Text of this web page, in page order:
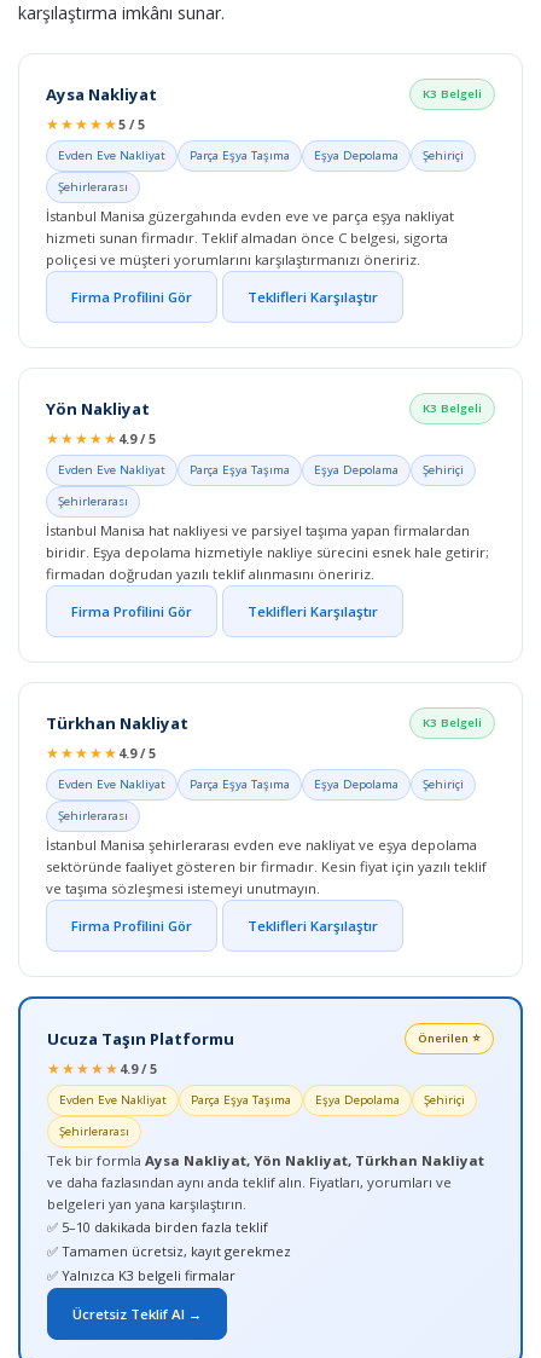
karşılaştırma imkânı sunar.
Aysa Nakliyat K3 Belgeli
★★★★★5 / 5
Evden Eve Nakliyat Parça Eşya Taşıma Eşya Depolama
Şehiriçi
Şehirlerarası
İstanbul Manisa güzergahında evden eve ve parça eşya nakliyat
hizmeti sunan firmadır. Teklif almadan önce C belgesi, sigorta
poliçesi ve müşteri yorumlarını karşılaştırmanızı öneririz.
Firma Profilini Gör Teklifleri Karşılaştır
Yön Nakliyat K3 Belgeli
★★★★★ 4.9 / 5
Evden Eve Nakliyat Parça Eşya Taşıma Eşya Depolama
Şehiriçi
Şehirlerarası
İstanbul Manisa hat nakliyesi ve parsiyel taşıma yapan firmalardan
biridir. Eşya depolama hizmetiyle nakliye sürecini esnek hale getirir;
firmadan doğrudan yazılı teklif alınmasını öneririz.
Firma Profilini Gör Teklifleri Karşılaştır
Türkhan Nakliyat K3 Belgeli
★★★★★ 4.9 / 5
Evden Eve Nakliyat Parça Eşya Taşıma Eşya Depolama
Şehiriçi
Şehirlerarası
İstanbul Manisa şehirlerarası evden eve nakliyat ve eşya depolama
sektöründe faaliyet gösteren bir firmadır. Kesin fiyat için yazılı teklif
ve taşıma sözleşmesi istemeyi unutmayın.
Firma Profilini Gör Teklifleri Karşılaştır
Ucuza Taşın Platformu Önerilen ⭐
★★★★★ 4.9 / 5
Evden Eve Nakliyat Parça Eşya Taşıma Eşya Depolama
Şehiriçi
Şehirlerarası
Tek bir formla Aysa Nakliyat, Yön Nakliyat, Türkhan Nakliyat
ve daha fazlasından aynı anda teklif alın. Fiyatları, yorumları ve
belgeleri yan yana karşılaştırın.
✅ 5–10 dakikada birden fazla teklif
✅ Tamamen ücretsiz, kayıt gerekmez
✅ Yalnızca K3 belgeli firmalar
Ücretsiz Teklif Al →